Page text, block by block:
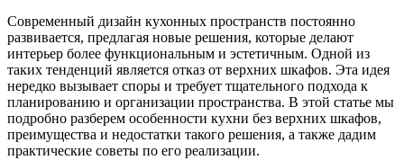
Современный дизайн кухонных пространств постоянно
развивается, предлагая новые решения, которые делают
интерьер более функциональным и эстетичным. Одной из
таких тенденций является отказ от верхних шкафов. Эта идея
нередко вызывает споры и требует тщательного подхода к
планированию и организации пространства. В этой статье мы
подробно разберем особенности кухни без верхних шкафов,
преимущества и недостатки такого решения, а также дадим
практические советы по его реализации.